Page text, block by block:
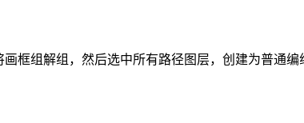
框组解组，然后选中所有路径图层，创建为普通